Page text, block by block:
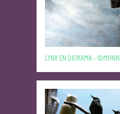
LYNX EN DIORAMA - ©MHNN